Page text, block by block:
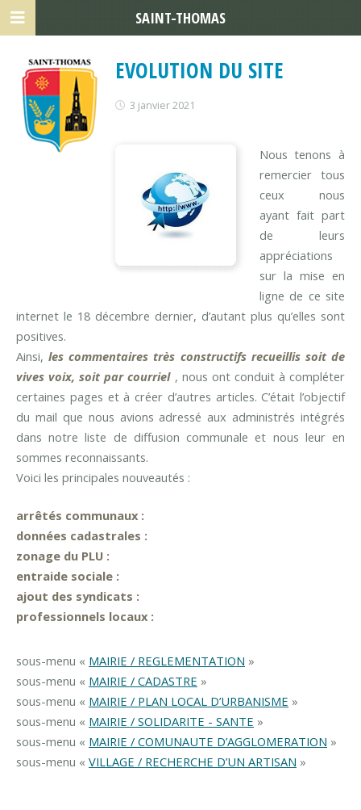
EVOLUTION DU SITE
3 janvier 2021
Nous tenons à
remercier tous
ceux nous
ayant fait part
de leurs
appréciations
sur la mise en
ligne de ce site
internet le 18 décembre dernier, d’autant plus qu’elles sont
positives.
Ainsi,les commentaires très constructifs recueillis soit de
vives voix, soit par courriel , nous ont conduit à compléter
certaines pages et à créer d’autres articles. C’était l’objectif
du mail que nous avions adressé aux administrés intégrés
dans notre liste de diffusion communale et nous leur en
sommes reconnaissants.
Voici les principales nouveautés :
arrêtés communaux :
données cadastrales :
zonage du PLU :
entraide sociale :
ajout des syndicats :
professionnels locaux :
sous-menu « MAIRIE / REGLEMENTATION »
sous-menu « MAIRIE / CADASTRE »
sous-menu « MAIRIE / PLAN LOCAL D’URBANISME »
sous-menu « MAIRIE / SOLIDARITE - SANTE »
sous-menu « MAIRIE / COMUNAUTE D’AGGLOMERATION »
sous-menu « VILLAGE / RECHERCHE D’UN ARTISAN »
SAINT-THOMAS